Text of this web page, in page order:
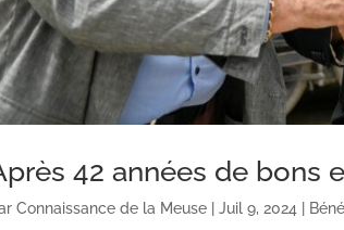
42 années de bons
Connaissance de la Meuse |Juil 9, 2024